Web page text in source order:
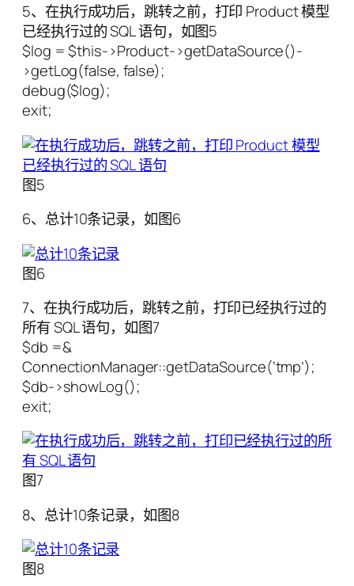
5、在执行成功后，跳转之前，打印 Product 模型
已经执行过的 SQL 语句，如图5
$log = $this->Product->getDataSource()-
>getLog(false, false);
debug($log);
exit;
图5
6、总计10条记录，如图6
图6
7、在执行成功后，跳转之前，打印已经执行过的
所有 SQL 语句，如图7
$db =&
ConnectionManager::getDataSource(‘tmp’);
$db->showLog();
exit;
图7
8、总计10条记录，如图8
图8